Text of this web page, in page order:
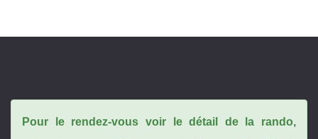
Pour le rendez-vous voir le détail de la rando,